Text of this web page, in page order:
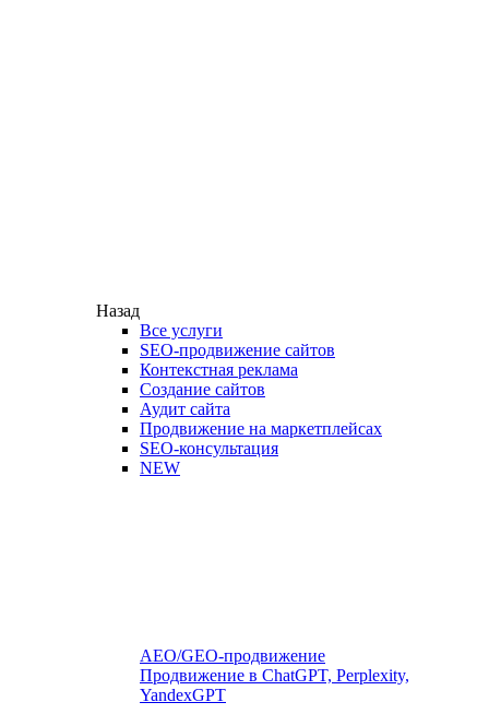
Назад
Все услуги
SEO-продвижение сайтов
Контекстная реклама
Создание сайтов
Аудит сайта
Продвижение на маркетплейсах
SEO-консультация
NEW
AEO/GEO-продвижение
Продвижение в ChatGPT, Perplexity,
YandexGPT